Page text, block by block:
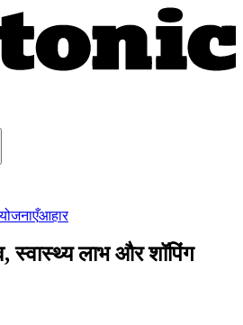
आहार
स्वास्थ्य लाभ और शॉपिंग